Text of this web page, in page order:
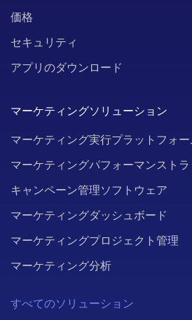
価格
セキュリティ
アプリのダウンロード
マーケティングソリューション
マーケティング実行プラットフォー
マーケティングパフォーマンスト
キャンペーン管理ソフトウェア
マーケティングダッシュボード
マーケティングプロジェクト管理
マーケティング分析
すべてのソリューション